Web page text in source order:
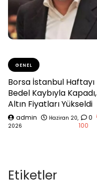
GENEL
Borsa İstanbul Haftayı
Bedel Kaybıyla Kapadı,
Altın Fiyatları Yükseldi
admin
Haziran 20,
2026
0
100
Etiketler